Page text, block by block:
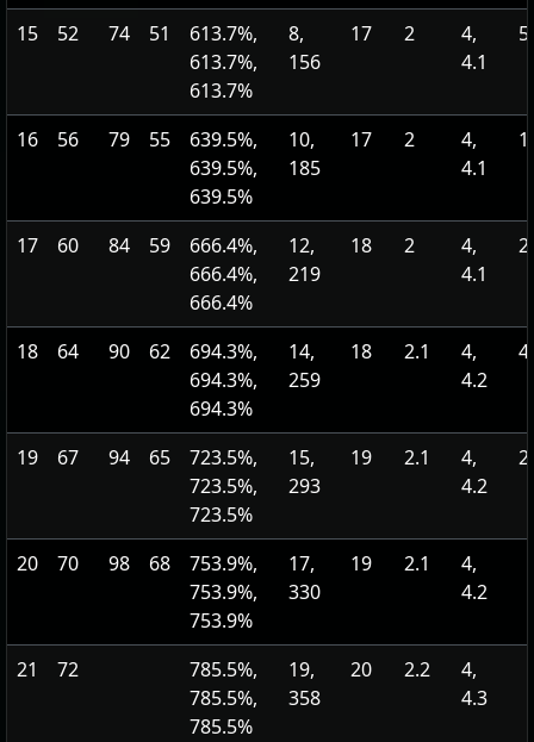
15 52 74 51
613.7%,
613.7%,
613.7%
8,
156
17 2
4,
4.1
16 56 79 55
639.5%,
639.5%,
639.5%
10,
185
17 2
4,
4.1
17 60 84 59
666.4%,
666.4%,
666.4%
12,
219
18 2
4,
4.1
18 64 90 62
694.3%,
694.3%,
694.3%
14,
259
18 2.1
4,
4.2
19 67 94 65
723.5%,
723.5%,
723.5%
15,
293
19 2.1
4,
4.2
20 70 98 68
753.9%,
753.9%,
753.9%
17,
330
19 2.1
4,
4.2
21 72
785.5%,
785.5%,
785.5%
19,
358
20 2.2
4,
4.3